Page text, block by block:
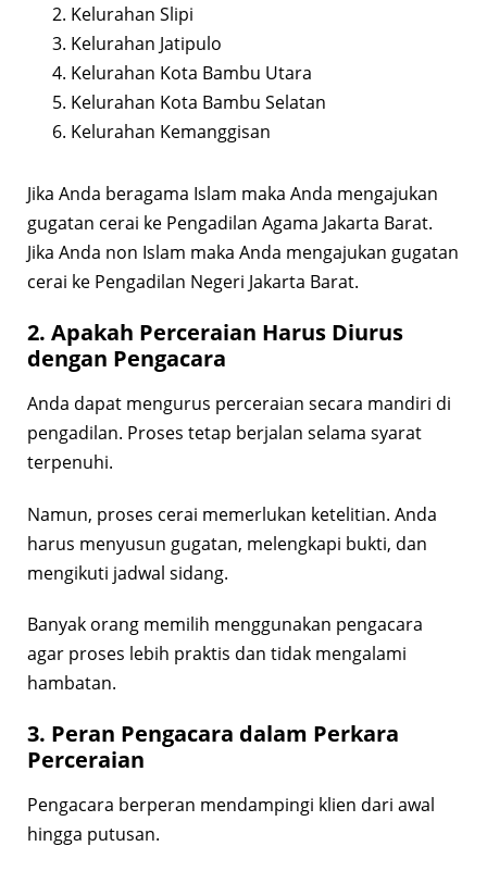
Kelurahan Slipi
Kelurahan Jatipulo
Kelurahan Kota Bambu Utara
Kelurahan Kota Bambu Selatan
Kelurahan Kemanggisan
Jika Anda beragama Islam maka Anda mengajukan
gugatan cerai ke Pengadilan Agama Jakarta Barat.
Jika Anda non Islam maka Anda mengajukan gugatan
cerai ke Pengadilan Negeri Jakarta Barat.
2. Apakah Perceraian Harus Diurus
dengan Pengacara
Anda dapat mengurus perceraian secara mandiri di
pengadilan. Proses tetap berjalan selama syarat
terpenuhi.
Namun, proses cerai memerlukan ketelitian. Anda
harus menyusun gugatan, melengkapi bukti, dan
mengikuti jadwal sidang.
Banyak orang memilih menggunakan pengacara
agar proses lebih praktis dan tidak mengalami
hambatan.
3. Peran Pengacara dalam Perkara
Perceraian
Pengacara berperan mendampingi klien dari awal
hingga putusan.